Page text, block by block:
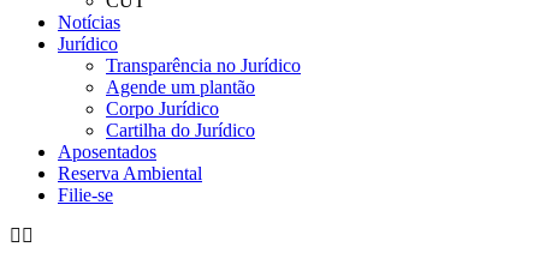
Notícias
Jurídico
Transparência no Jurídico
Agende um plantão
Corpo Jurídico
Cartilha do Jurídico
Aposentados
Reserva Ambiental
Filie-se